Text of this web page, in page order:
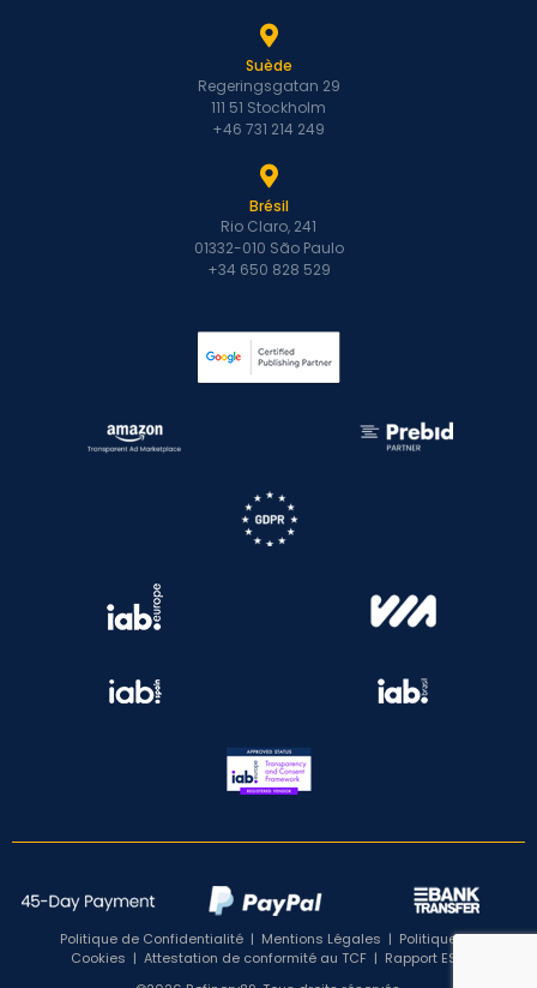
Suède
Regeringsgatan 29
111 51 Stockholm
+46 731 214 249
Brésil
Rio Claro, 241
01332-010 São Paulo
+34 650 828 529
Politique de Confidentialité| Mentions Légales | Politique de
Cookies | Attestation de conformité au TCF| Rapport ESG